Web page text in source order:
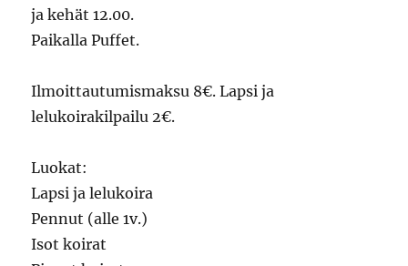
ja kehät 12.00.
Paikalla Puffet.
Ilmoittautumismaksu 8€. Lapsi ja
lelukoirakilpailu 2€.
Luokat:
Lapsi ja lelukoira
Pennut (alle 1v.)
Isot koirat